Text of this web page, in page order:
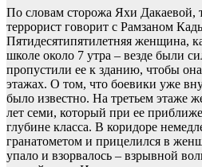
По словам сторожа Яхи Дакаевой,
террорист говорит с Рамзаном
Пятидесятипятилетняя женщина,
школе около 7 утра – везде были
пропустили ее к зданию, чтобы
этажах. О том, что боевики уже
было известно. На третьем этаже
лет семи, который при ее
глубине класса. В коридоре
гранатометом и прицелился в
упало и взорвалось – взрывной